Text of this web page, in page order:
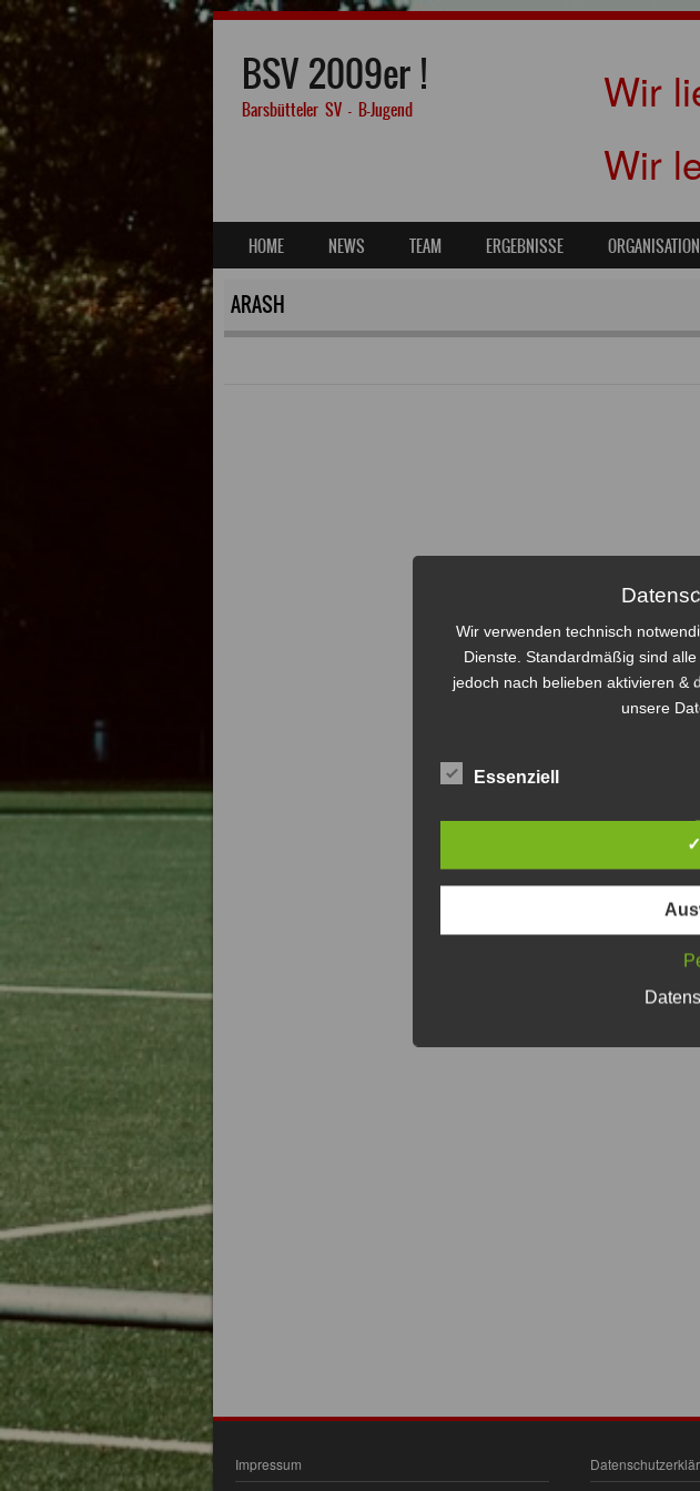
BSV 2009er !
Barsbütteler SV – B-Jugend
Wir
Wir
MENU
SKIP TO CONTENT
HOME NEWS TEAM ERGEBNISSE ORGANISATION
ARASH
Impressum
Wir verwenden technisch
Dienste. Standardmäßig sind
jedoch nach belieben aktivieren &
unsere
Essenziell